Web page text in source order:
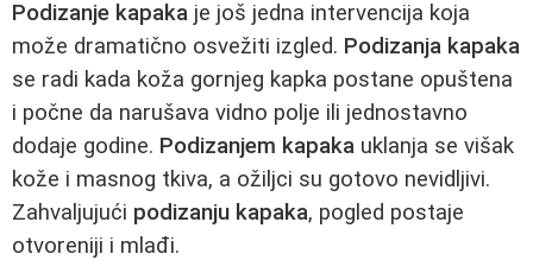
Podizanje kapaka je još jedna intervencija koja
može dramatično osvežiti izgled. Podizanja kapaka
se radi kada koža gornjeg kapka postane opuštena
i počne da narušava vidno polje ili jednostavno
dodaje godine. Podizanjem kapaka uklanja se višak
kože i masnog tkiva, a ožiljci su gotovo nevidljivi.
Zahvaljujući podizanju kapaka, pogled postaje
otvoreniji i mlađi.